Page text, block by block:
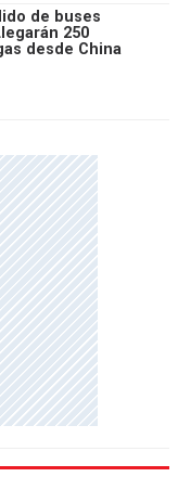
de buses
250
desde China